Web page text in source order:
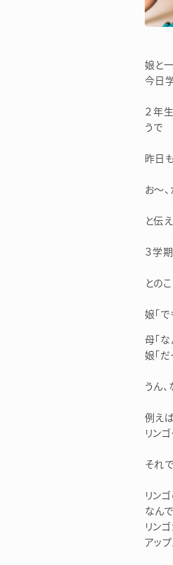
娘と
今日
２年
うで
昨日
お～
と伝
３学
との
娘「
母「な
娘「
うん、
例え
リン
それ
リン
なん
リン
アッ